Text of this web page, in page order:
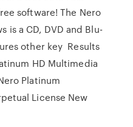
software! The Nero
is a CD, DVD and Blu-
other key Results
HD Multimedia
Platinum
License New